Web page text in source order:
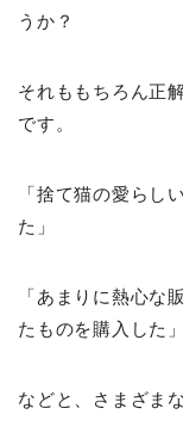
うか？
それももちろん正
です。
「捨て猫の愛らし
た」
「あまりに熱心な
たものを購入した」
などと、さまざま